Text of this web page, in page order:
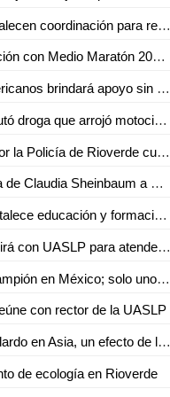
Estado y Federación fortalecen coordinación para recaudación fiscal
UASLP fortalece integración con Medio Maratón 2025 y da a conocer playera y medalla de su edición 42
Feria de pasaportes americanos brindará apoyo sin límites a connacionales
Policía de Rioverde incautó droga que arrojó motociclista sobre el camino a ejido San Francisco.
Indigente es rescatado por la Policía de Rioverde cuando agonizaba en una zanja.
Aún no se confirma visita de Claudia Sheinbaum a San Luis Potosí por inauguración de universidad
Conafe Ciudad Valles fortalece educación y formación de voluntarios en ocho municipios
Gobierno Estatal se reunirá con UASLP para atender asuntos pendientes
Hay 4,353 casos de sarampión en México; solo uno confirmado en SLP
con rector de la UASLP
Gira internacional de Gallardo en Asia, un efecto de la prudencia de Sheinbaum: César Lara
de ecología en Rioverde